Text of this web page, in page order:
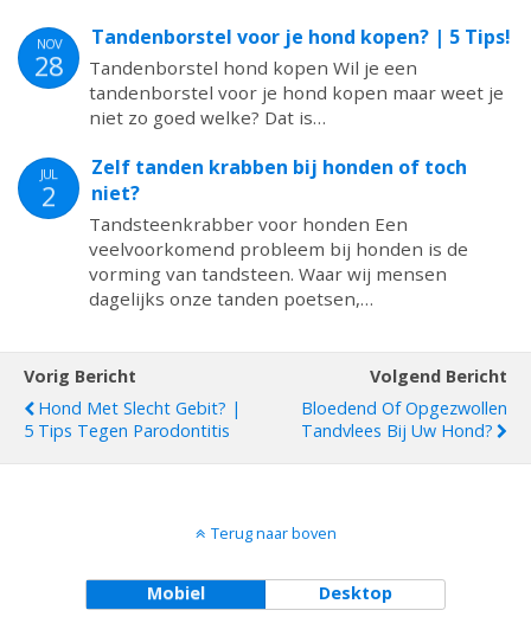
NOV
28
Tandenborstel voor je hond kopen? | 5 Tips!
Tandenborstel hond kopen Wil je een
tandenborstel voor je hond kopen maar weet je
niet zo goed welke? Dat is…
JUL
2
Zelf tanden krabben bij honden of toch
niet?
Tandsteenkrabber voor honden Een
veelvoorkomend probleem bij honden is de
vorming van tandsteen. Waar wij mensen
dagelijks onze tanden poetsen,…
Vorig Bericht
Hond Met Slecht Gebit? |
5 Tips Tegen Parodontitis
Volgend Bericht
Bloedend Of Opgezwollen
Tandvlees Bij Uw Hond?
Terug naar boven
Mobiel Desktop